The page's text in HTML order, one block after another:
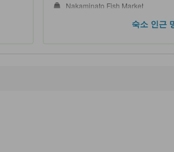
Nakaminato Fish Market
숙소 인근